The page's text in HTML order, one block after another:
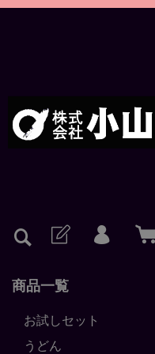
商品一覧
お試しセット
うどん